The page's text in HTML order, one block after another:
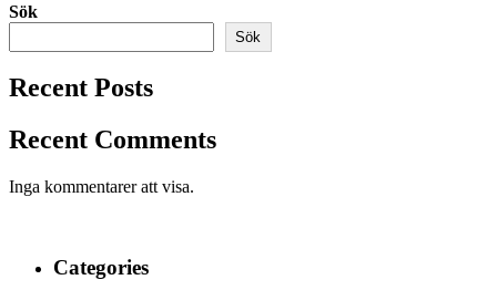
Sök
Sök
Recent Posts
Recent Comments
Inga kommentarer att visa.
Categories